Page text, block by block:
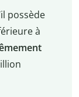
possède
à